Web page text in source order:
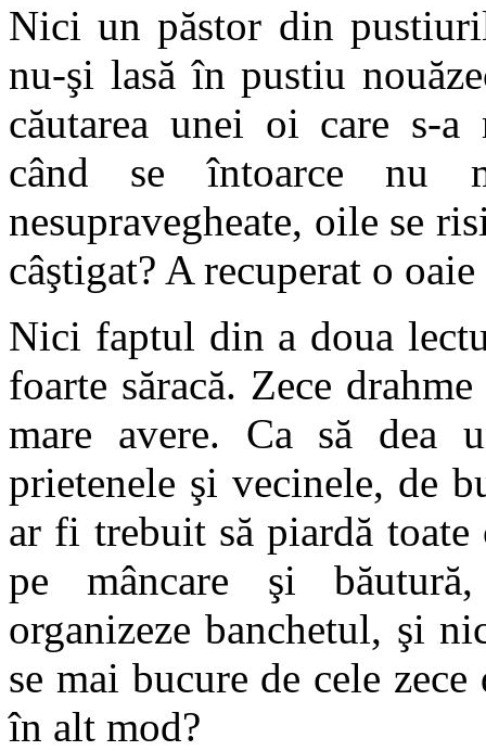
Nici un păstor din
nu-şi lasă în pustiu
căutarea unei oi care s-a
când se întoarce nu
nesupravegheate, oile se
câştigat? A recuperat o
Nici faptul din a doua
foarte săracă. Zece
mare avere. Ca să dea
prietenele şi vecinele, de
ar fi trebuit să piardă toate
pe mâncare şi
organizeze banchetul, şi
se mai bucure de cele
în alt mod?